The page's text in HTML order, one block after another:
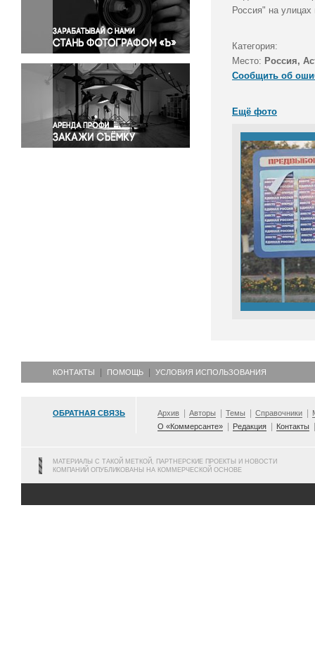
Правосудие
Происшествия и конфликты
Религия
Светская жизнь
Спорт
Экология
Экономика и бизнес
Россия" на улицах
Категория:
Место: Россия,
Сообщить об
Ещё фото
КОНТАКТЫ ПОМОЩЬ УСЛОВИЯ ИСПОЛЬЗОВАНИЯ
ОБРАТНАЯ СВЯЗЬ Архив Авторы Темы Справочники
О «Коммерсанте»
Редакция Контакты
МАТЕРИАЛЫ С ТАКОЙ МЕТКОЙ, ПАРТНЕРСКИЕ ПРОЕКТЫ И НОВОСТИ
КОМПАНИЙ ОПУБЛИКОВАНЫ НА КОММЕРЧЕСКОЙ ОСНОВЕ